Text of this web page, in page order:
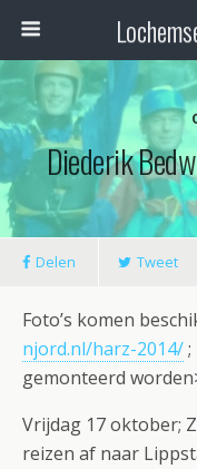
Diederik
Delen Tweet
Foto’s komen
njord.nl/harz-2014/
gemonteerd
Vrijdag 17 oktober;
reizen af naar